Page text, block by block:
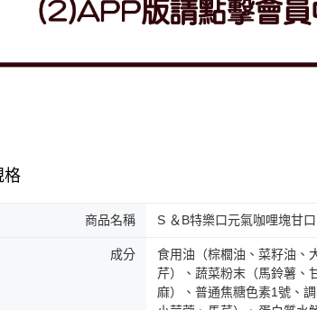
格
商品名稱 S ＆B特樂口元氣咖哩塊甘
成分
食用油（棕櫚油、菜籽油、
芹）、蔬菜粉末（馬鈴薯、
麻）、普通焦糖色素1號、